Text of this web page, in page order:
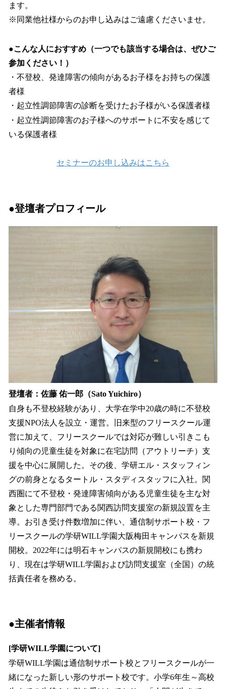
ます。
※同業他社様からのお申し込みはご遠慮くださいませ。
●こんな人におすすめ（一つでも該当する場合は、ぜひご
参加ください！）
・不登校、発達障害の傾向があるお子様をお持ちの保護
者様
・起立性調節障害の診断を受けたお子様がいる保護者様
・起立性調節障害のお子様へのサポートに不安を感じて
いる保護者様
セミナーのお申し込みはこちら
●登壇者プロフィール
登壇者：佐藤 佑一郎（Sato Yuichiro）
自身も不登校経験があり、大学在学中20歳の時に不登校
支援NPO法人を設立・運営。旧来型のフリースクール運
営に加えて、フリースクールでは対応が難しい引きこも
り傾向の児童生徒を対象に在宅訪問（アウトリーチ）支
援を中心に展開した。その後、学研エル・スタッフィン
グの前身となるタートル・スタディスタッフに入社。関
西圏にて不登校・発達障害傾向がある児童生徒を主な対
象とした専門部門である関西訪問支援室の新規設置を主
導。お引き受け件数増加に伴い、通信制サポート校・フ
リースクールの学研WILL学園大阪梅田キャンパスを新規
開校。2022年には明石キャンパスの新規開校にも携わ
り、現在は学研WILL学園および訪問支援室（全国）の統
括責任者を務める。
●主催者情報
[学研WILL学園について]
学研WILL学園は通信制サポート校とフリースクールが一
緒になった新しい形のサポート校です。小学6年生～高校